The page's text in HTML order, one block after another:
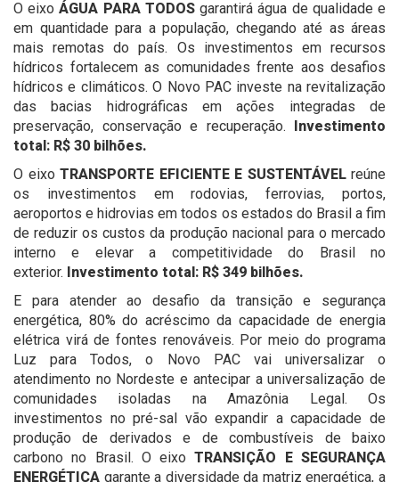
O eixoÁGUA PARA TODOSgarantirá água de qualidade e
em quantidade para a população, chegando até as áreas
mais remotas do país. Os investimentos em recursos
hídricos fortalecem as comunidades frente aos desafios
hídricos e climáticos. O Novo PAC investe na revitalização
das bacias hidrográficas em ações integradas de
preservação, conservação e recuperação. Investimento
total: R$ 30 bilhões.
O eixo TRANSPORTE EFICIENTE E SUSTENTÁVEL reúne
os investimentos em rodovias, ferrovias, portos,
aeroportos e hidrovias em todos os estados do Brasil a fim
de reduzir os custos da produção nacional para o mercado
interno e elevar a competitividade do Brasil no
exterior. Investimento total: R$ 349 bilhões.
E para atender ao desafio da transição e segurança
energética, 80% do acréscimo da capacidade de energia
elétrica virá de fontes renováveis. Por meio do programa
Luz para Todos, o Novo PAC vai universalizar o
atendimento no Nordeste e antecipar a universalização de
comunidades isoladas na Amazônia Legal. Os
investimentos no pré-sal vão expandir a capacidade de
produção de derivados e de combustíveis de baixo
carbono no Brasil. O eixoTRANSIÇÃO E SEGURANÇA
ENERGÉTICA garante a diversidade da matriz energética, a